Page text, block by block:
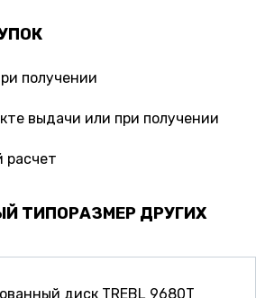
получении
выдачи или при получении
расчет
ТИПОРАЗМЕР ДРУГИХ
диск TREBL 9680T